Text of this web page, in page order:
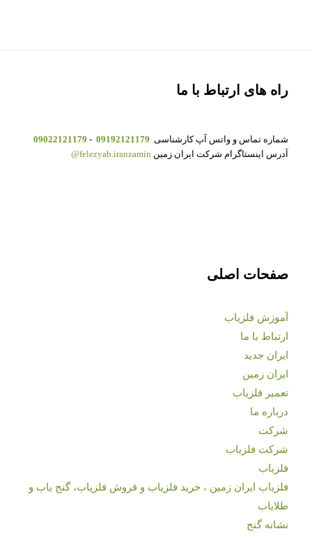
راه های ارتباط با ما
شماره تماس و واتس آپ کارشناسی 09192121179
-
09022121179
آدرس اینستاگرام شرکت ایران زمین felezyab.iranzamin@
صفحات اصلی
آموزش فلزیاب
ارتباط با ما
ایران جدید
ایران زمین
تعمیر فلزیاب
درباره ما
شرکت
شرکت فلزیاب
فلزیاب
فلزیاب ایران زمین ، خرید فلزیاب و فروش فلزیاب، گنج یاب و
طلایاب
نشانه گنج